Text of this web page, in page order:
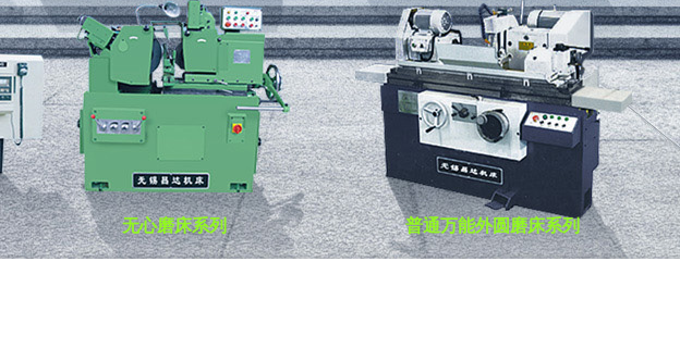
无心磨床系列 普通万能外圆磨床系列
无心磨床系列 普通万能外圆磨床系列
无心磨床系列 普通万能外圆磨床系列